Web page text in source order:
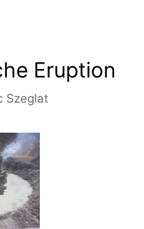
Eruption
Szeglat